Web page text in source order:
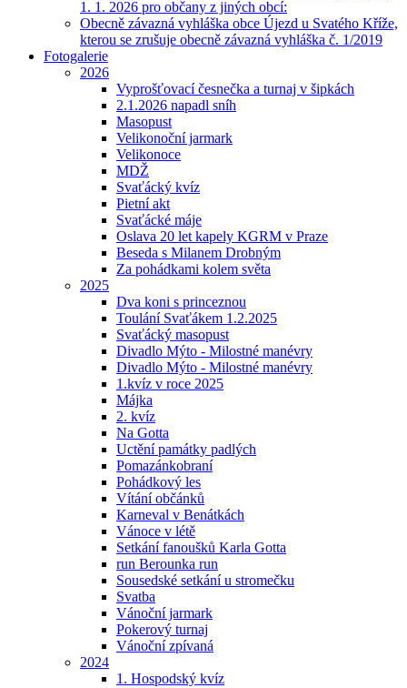
1. 1. 2026 pro občany z jiných obcí:
Obecně závazná vyhláška obce Újezd u Svatého Kříže,
kterou se zrušuje obecně závazná vyhláška č. 1/2019
Fotogalerie
2026
Vyprošťovací česnečka a turnaj v šipkách
2.1.2026 napadl sníh
Masopust
Velikonoční jarmark
Velikonoce
MDŽ
Svaťácký kvíz
Pietní akt
Svaťácké máje
Oslava 20 let kapely KGRM v Praze
Beseda s Milanem Drobným
Za pohádkami kolem světa
2025
Dva koni s princeznou
Toulání Svaťákem 1.2.2025
Svaťácký masopust
Divadlo Mýto - Milostné manévry
Divadlo Mýto - Milostné manévry
1.kvíz v roce 2025
Májka
2. kvíz
Na Gotta
Uctění památky padlých
Pomazánkobraní
Pohádkový les
Vítání občánků
Karneval v Benátkách
Vánoce v létě
Setkání fanoušků Karla Gotta
run Berounka run
Sousedské setkání u stromečku
Svatba
Vánoční jarmark
Pokerový turnaj
Vánoční zpívaná
2024
1. Hospodský kvíz